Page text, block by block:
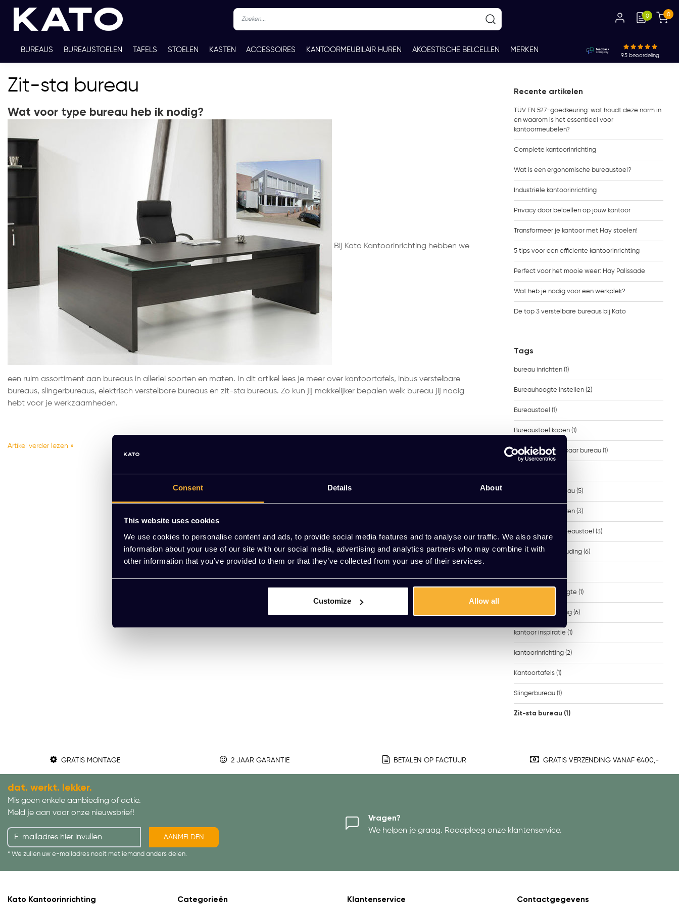
Consent Details About
This website uses cookies
We use cookies to personalise content and ads, to provide social media features and to analyse our traffic. We also share
information about your use of our site with our social media, advertising and analytics partners who may combine it with
other information that you’ve provided to them or that they’ve collected from your use of their services.
Customize Allow all
0 0
BUREAUS BUREAUSTOELEN TAFELS STOELEN KASTEN ACCESSOIRES KANTOORMEUBILAIR HUREN AKOESTISCHE BELCELLEN MERKEN
9.5 beoordeling
Zit-sta bureau
Wat voor type bureau heb ik nodig?
Bij Kato Kantoorinrichting hebben we
een ruim assortiment aan bureaus in allerlei soorten en maten. In dit artikel lees je meer over kantoortafels, inbus verstelbare
bureaus, slingerbureaus, elektrisch verstelbare bureaus en zit-sta bureaus. Zo kun jij makkelijker bepalen welk bureau jij nodig
hebt voor je werkzaamheden.
Artikel verder lezen »
Recente artikelen
TÜV EN 527-goedkeuring: wat houdt deze norm in
en waarom is het essentieel voor
kantoormeubelen?
Complete kantoorinrichting
Wat is een ergonomische bureaustoel?
Industriële kantoorinrichting
Privacy door belcellen op jouw kantoor
Transformeer je kantoor met Hay stoelen!
5 tips voor een efficiënte kantoorinrichting
Perfect voor het mooie weer: Hay Palissade
Wat heb je nodig voor een werkplek?
De top 3 verstelbare bureaus bij Kato
Tags
bureau inrichten (1)
Bureauhoogte instellen (2)
Bureaustoel (1)
Bureaustoel kopen (1)
Elektrisch verstelbaar bureau (1)
Ergonomisch bureau (5)
Ergonomisch werken (3)
Ergonomische bureaustoel (3)
Ergonomische houding (6)
Juiste bureauhoogte (1)
Juiste werkhouding (6)
kantoor inspiratie (1)
kantoorinrichting (2)
Kantoortafels (1)
Slingerbureau (1)
Zit-sta bureau (1)
GRATIS MONTAGE 2 JAAR GARANTIE BETALEN OP FACTUUR GRATIS VERZENDING VANAF €400,-
dat. werkt. lekker.
Mis geen enkele aanbieding of actie.
Meld je aan voor onze nieuwsbrief!
AANMELDEN
* We zullen uw e-mailadres nooit met iemand anders delen.
Vragen?
We helpen je graag. Raadpleeg onze klantenservice.
Kato Kantoorinrichting Categorieën Klantenservice Contactgegevens